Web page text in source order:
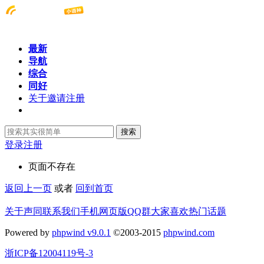
最新
导航
综合
同好
关于邀请注册
搜索
登录注册
页面不存在
返回上一页 或者 回到首页
关于声同联系我们手机网页版QQ群大家喜欢热门话题
Powered by phpwind v9.0.1 ©2003-2015 phpwind.com
浙ICP备12004119号-3